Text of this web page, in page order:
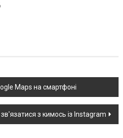
Maps на смартфоні
зв'язатися з кимось із Instagram